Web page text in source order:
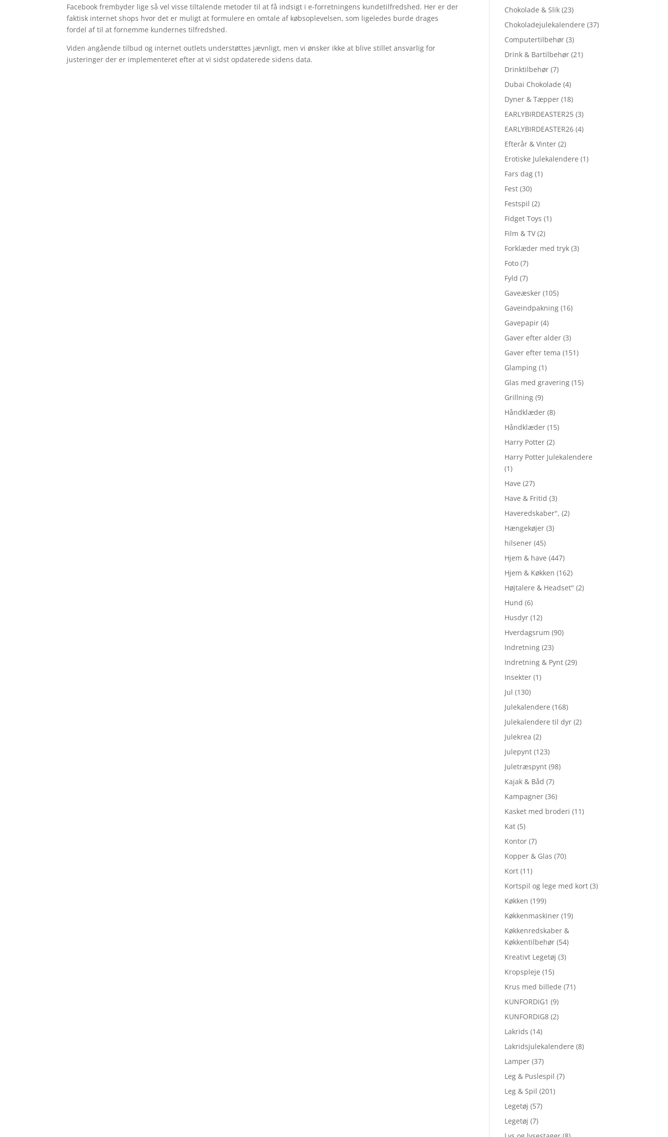
Facebook frembyder lige så vel visse tiltalende metoder til at få indsigt i e-forretningens kundetilfredshed. Her er der
faktisk internet shops hvor det er muligt at formulere en omtale af købsoplevelsen, som ligeledes burde drages
fordel af til at fornemme kundernes tilfredshed.
Viden angående tilbud og internet outlets understøttes jævnligt, men vi ønsker ikke at blive stillet ansvarlig for
justeringer der er implementeret efter at vi sidst opdaterede sidens data.
Chokolade & Slik (23)
Chokoladejulekalendere (37)
Computertilbehør (3)
Drink & Bartilbehør (21)
Drinktilbehør (7)
Dubai Chokolade (4)
Dyner & Tæpper (18)
EARLYBIRDEASTER25 (3)
EARLYBIRDEASTER26 (4)
Efterår & Vinter (2)
Erotiske Julekalendere (1)
Fars dag (1)
Fest (30)
Festspil (2)
Fidget Toys (1)
Film & TV (2)
Forklæder med tryk (3)
Foto (7)
Fyld (7)
Gaveæsker (105)
Gaveindpakning (16)
Gavepapir (4)
Gaver efter alder (3)
Gaver efter tema (151)
Glamping (1)
Glas med gravering (15)
Grillning (9)
Håndklæder (8)
Håndklæder (15)
Harry Potter (2)
Harry Potter Julekalendere
(1)
Have (27)
Have & Fritid (3)
Haveredskaber", (2)
Hængekøjer (3)
hilsener (45)
Hjem & have (447)
Hjem & Køkken (162)
Højtalere & Headset" (2)
Hund (6)
Husdyr (12)
Hverdagsrum (90)
Indretning (23)
Indretning & Pynt (29)
Insekter (1)
Jul (130)
Julekalendere (168)
Julekalendere til dyr (2)
Julekrea (2)
Julepynt (123)
Juletræspynt (98)
Kajak & Båd (7)
Kampagner (36)
Kasket med broderi (11)
Kat (5)
Kontor (7)
Kopper & Glas (70)
Kort (11)
Kortspil og lege med kort (3)
Køkken (199)
Køkkenmaskiner (19)
Køkkenredskaber &
Køkkentilbehør (54)
Kreativt Legetøj (3)
Kropspleje (15)
Krus med billede (71)
KUNFORDIG1 (9)
KUNFORDIG8 (2)
Lakrids (14)
Lakridsjulekalendere (8)
Lamper (37)
Leg & Puslespil (7)
Leg & Spil (201)
Legetøj (57)
Legetøj (7)